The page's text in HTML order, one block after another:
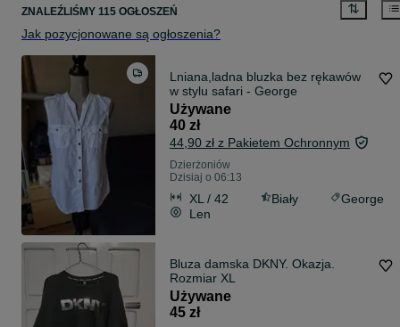
ZNALEŹLIŚMY 115 OGŁOSZEŃ
Jak pozycjonowane są ogłoszenia?
Lniana,ladna bluzka bez rękawów
w stylu safari - George
Używane
40 zł
44,90 zł z Pakietem Ochronnym
Dzierżoniów
Dzisiaj o 06:13
XL / 42 Biały
George
Len
Bluza damska DKNY. Okazja.
Rozmiar XL
Używane
45 zł